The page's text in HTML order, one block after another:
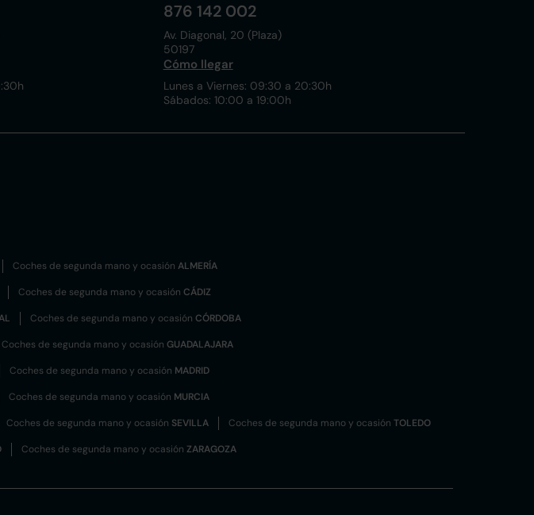
876 142 002
Av. Diagonal, 20 (Plaza)
50197
Cómo llegar
Lunes a Viernes: 09:30 a 20:30h
Sábados: 10:00 a 19:00h
Coches de segunda mano y ocasión ALMERÍA
Coches de segunda mano y ocasión CÁDIZ
Coches de segunda mano y ocasión CÓRDOBA
Coches de segunda mano y ocasión GUADALAJARA
Coches de segunda mano y ocasión MADRID
Coches de segunda mano y ocasión MURCIA
Coches de segunda mano y ocasión SEVILLA Coches de segunda mano y ocasión TOLEDO
Coches de segunda mano y ocasión ZARAGOZA